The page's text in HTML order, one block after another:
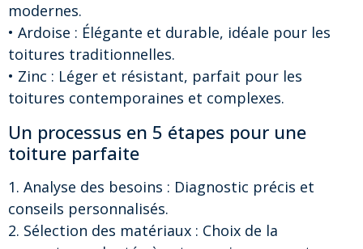
modernes.
• Ardoise : Élégante et durable, idéale pour les
toitures traditionnelles.
• Zinc : Léger et résistant, parfait pour les
toitures contemporaines et complexes.
Un processus en 5 étapes pour une
toiture parfaite
1. Analyse des besoins : Diagnostic précis et
conseils personnalisés.
2. Sélection des matériaux : Choix de la